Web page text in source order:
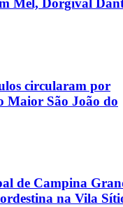
Mel, Dorgival
circularam por
Maior São João do
de Campina
na Vila